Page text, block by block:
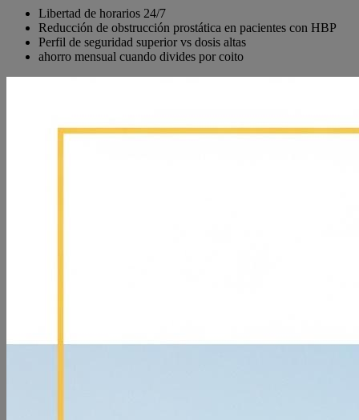
Libertad de horarios 24/7
Reducción de obstrucción prostática en pacientes con HBP
Perfil de seguridad superior vs dosis altas
ahorro mensual cuando divides por coito